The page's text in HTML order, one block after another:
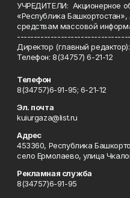
УЧРЕДИТЕЛИ: Акционерное
«Республика Башкортостан»,
средствам массовой
----------------------------------
Директор (главный
Телефон: 8(34757) 6-21-12
Телефон
8(34757)6-91-95; 6-21-12
Эл. почта
kuiurgaza@list.ru
Адрес
453360, Республика
село Ермолаево, улица
Рекламная служба
8(34757)6-91-95